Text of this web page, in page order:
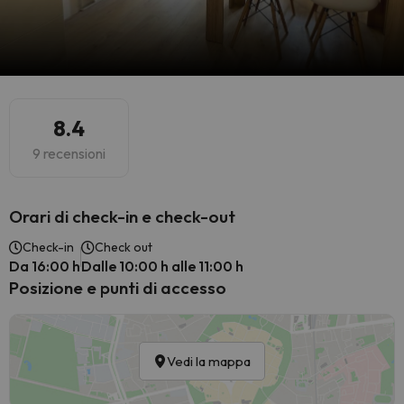
8.4
9 recensioni
Orari di check-in e check-out
Check-in
Da 16:00 h
Check out
Dalle 10:00 h alle 11:00 h
Posizione e punti di accesso
Vedi la mappa